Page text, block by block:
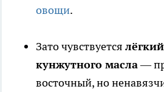
овощи.
Зато чувствуется
кунжутного масла—
восточный, но